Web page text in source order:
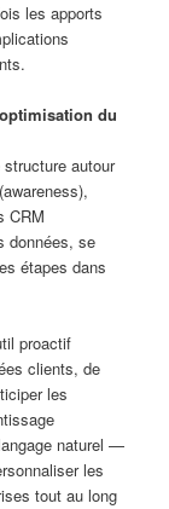
les apports
du
autour
CRM
données, se
étapes dans
proactif
clients, de
les
naturel —
les
tout au long